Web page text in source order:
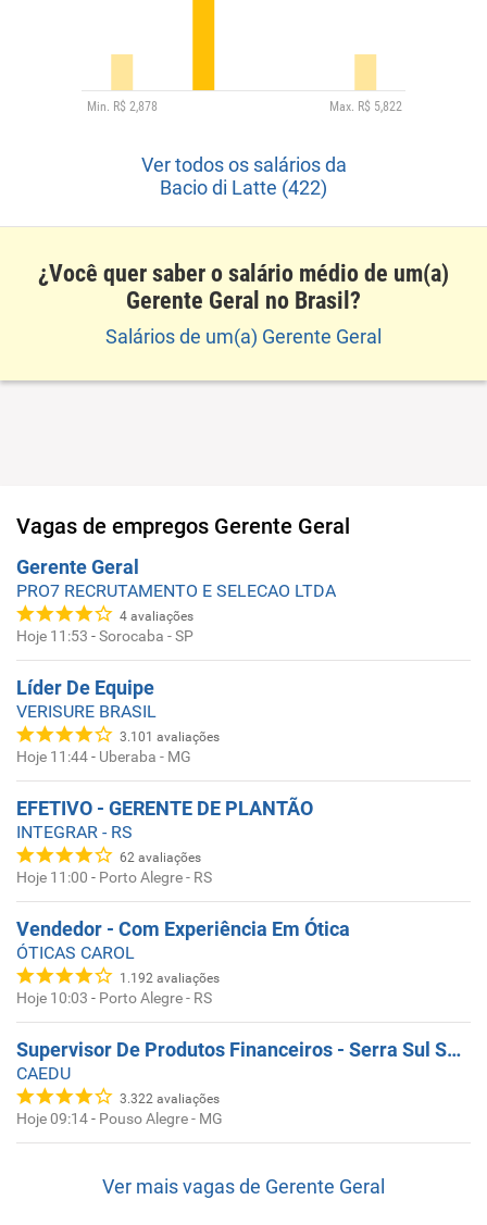
Ver todos os salários da
Bacio di Latte (422)
¿Você quer saber o salário médio de um(a)
Gerente Geral no Brasil?
Salários de um(a) Gerente Geral
Vagas de empregos Gerente Geral
Gerente Geral
PRO7 RECRUTAMENTO E SELECAO LTDA
4 avaliações
Hoje 11:53 -Sorocaba - SP
Líder De Equipe
VERISURE BRASIL
3.101 avaliações
Hoje 11:44- Uberaba - MG
EFETIVO - GERENTE DE PLANTÃO
INTEGRAR - RS
62 avaliações
Hoje 11:00 - Porto Alegre - RS
Vendedor - Com Experiência Em Ótica
ÓTICAS CAROL
1.192 avaliações
Hoje 10:03 - Porto Alegre - RS
Supervisor De Produtos Financeiros - Serra Sul Shopping
CAEDU
3.322 avaliações
Hoje 09:14- Pouso Alegre - MG
Ver mais vagas de Gerente Geral